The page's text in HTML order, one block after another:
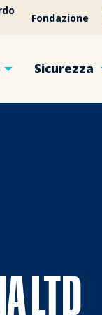
Fondazione
Sicurezza
LTD